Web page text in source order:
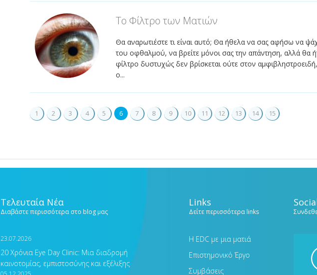
Το Φίλτρο των Ματιών
Θα αναρωτιέστε τι είναι αυτό; Θα ήθελα να σας αφήσω να
του οφθαλμού, να βρείτε μόνοι σας την απάντηση, αλλά θα
φίλτρο δυστυχώς δεν βρίσκεται ούτε στον
ο...
1 2 3 4 5 6 7 8 9 10 11 12 13 14 15
Τελευταία Νέα
Διαβάστε περισσότερα στο blog μας
23.07.2026
20 Χρόνια Eye Day Clinic: Μια διαδρομή
καινοτομίας, εμπιστοσύνης και εξέλιξης
Links
Δείτε περισσότερα links
Η EDC με μια ματιά
Επιστημονικό Έργο
Συμβάσεις